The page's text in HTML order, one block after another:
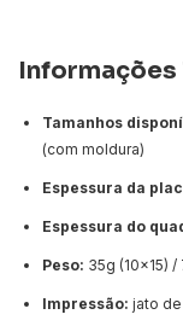
Informações
Tamanhos
(com moldura)
Espessura da
Espessura do
Peso: 35g (10x15)
Impressão: jato